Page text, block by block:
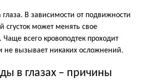
В зависимости от подвижности
сгусток может менять свое
всего кровоподтек проходит
не вызывает никаких осложнений.
в глазах – причины